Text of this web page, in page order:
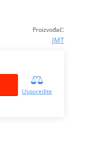
Proizvođač:
JMT
Usporedite